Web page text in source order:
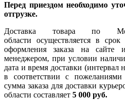
Перед приездом необходимо
отгрузке.
Доставка товара по
области осуществляется в
оформления заказа на сайте
менеджером, при условии
дата и время доставки (интервал
в соответствии с
сумма заказа для доставки
области составляет 5 000 руб.